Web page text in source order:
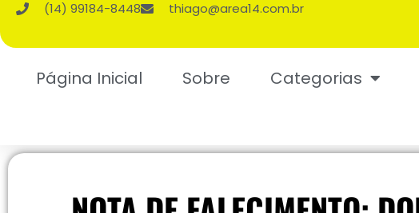
(14) 99184-8448 thiago@area14.com.br
Página Inicial Sobre Categorias